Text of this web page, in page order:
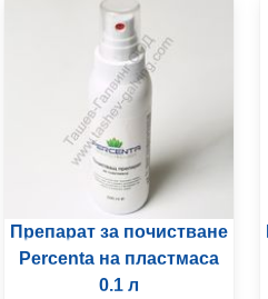
Препарат за почистване
Percenta на пластмаса
0.1 л